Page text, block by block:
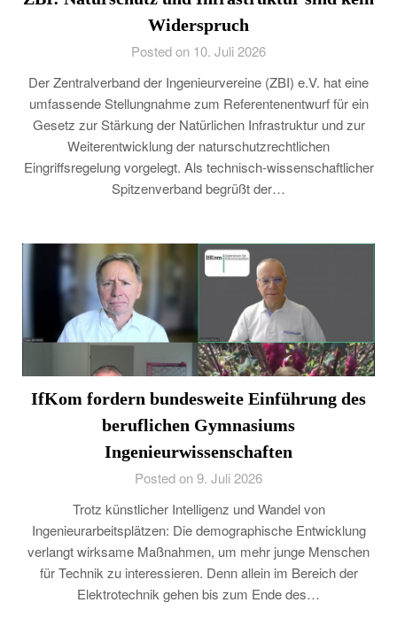
Widerspruch
Posted on 10. Juli 2026
Der Zentralverband der Ingenieurvereine (ZBI) e.V. hat eine
umfassende Stellungnahme zum Referentenentwurf für ein
Gesetz zur Stärkung der Natürlichen Infrastruktur und zur
Weiterentwicklung der naturschutzrechtlichen
Eingriffsregelung vorgelegt. Als technisch-wissenschaftlicher
Spitzenverband begrüßt der…
IfKom fordern bundesweite Einführung des
beruflichen Gymnasiums
Ingenieurwissenschaften
Posted on 9. Juli 2026
Trotz künstlicher Intelligenz und Wandel von
Ingenieurarbeitsplätzen: Die demographische Entwicklung
verlangt wirksame Maßnahmen, um mehr junge Menschen
für Technik zu interessieren. Denn allein im Bereich der
Elektrotechnik gehen bis zum Ende des…